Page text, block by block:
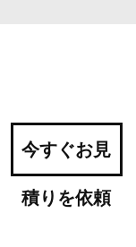
今すぐお見
積りを依頼